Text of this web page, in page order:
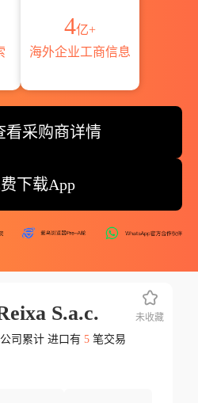
4亿+
海外企业工商信息
看采购商详情
下载App
S.a.c.
司累计 进口有 5笔交易
未收藏